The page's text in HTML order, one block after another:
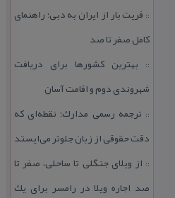
:: فریت بار از ایران به دبی؛ راهنمای
كامل صفر تا صد
:: بهترین كشورها برای دریافت
شهروندی دوم و اقامت آسان
:: ترجمه رسمی مدارك؛ نقطه‌ای كه
دقت حقوقی از زبان جلوتر می‌ایستد
:: از ویلای جنگلی تا ساحلی، صفر تا
صد اجاره ویلا در رامسر برای یك